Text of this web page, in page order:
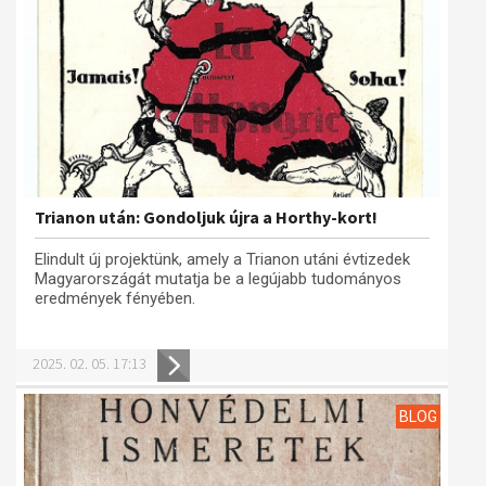
Trianon után: Gondoljuk újra a Horthy-kort!
Elindult új projektünk, amely a Trianon utáni évtizedek
Magyarországát mutatja be a legújabb tudományos
eredmények fényében.
2025. 02. 05. 17:13
BLOG